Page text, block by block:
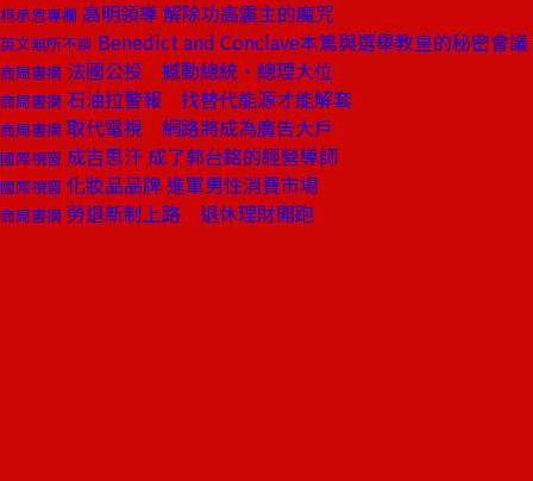
柯承恩專欄 高明領導 解除功高震主的魔咒
英文無所不談 Benedict and Conclave本篤與選舉教皇的秘密會議
商周書摘 法國公投 撼動總統、總理大位
商周書摘 石油拉警報 找替代能源才能解套
商周書摘 取代電視 網路將成為廣告大戶
國際視窗 成吉思汗 成了郭台銘的經營導師
國際視窗 化妝品品牌 進軍男性消費市場
商周書摘 勞退新制上路 退休理財開跑